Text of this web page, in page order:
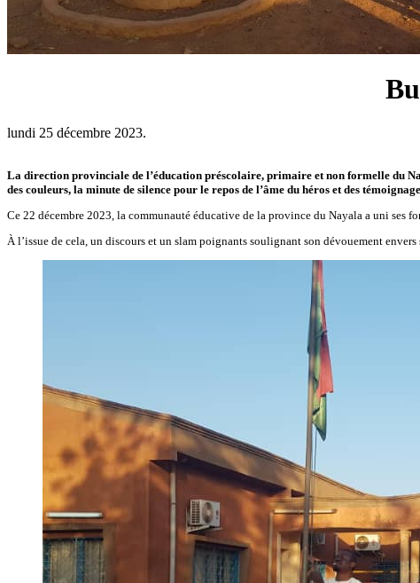
lundi 25 décembre 2023.
La direction provinciale de l’éducation préscolaire, primaire et non formelle du
des couleurs, la minute de silence pour le repos de l’âme du héros et des
Ce 22 décembre 2023, la communauté éducative de la province du Nayala a uni ses
À l’issue de cela, un discours et un slam poignants soulignant son dévouement